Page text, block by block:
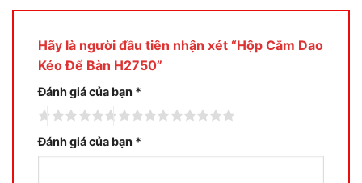
Hãy là người đầu tiên nhận xét “Hộp Cắm Dao
Kéo Để Bàn H2750”
Đánh giá của bạn *
Đánh giá của bạn *